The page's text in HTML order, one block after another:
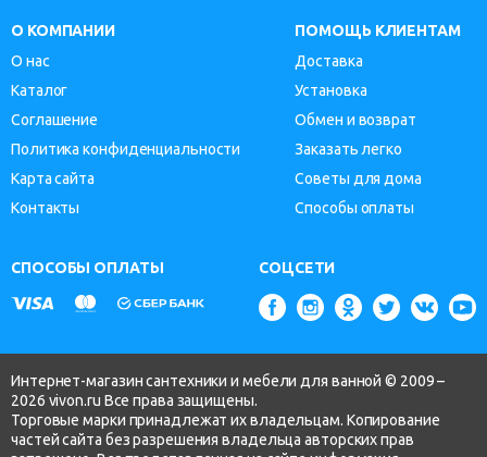
О КОМПАНИИ
О нас
Каталог
Соглашение
Политика конфиденциальности
Карта сайта
Контакты
ПОМОЩЬ КЛИЕНТАМ
Доставка
Установка
Обмен и возврат
Заказать легко
Советы для дома
Способы оплаты
СПОСОБЫ ОПЛАТЫ СОЦСЕТИ
Интернет-магазин сантехники и мебели для ванной © 2009 –
2026 vivon.ru Все права защищены.
Торговые марки принадлежат их владельцам. Копирование
частей сайта без разрешения владельца авторских прав